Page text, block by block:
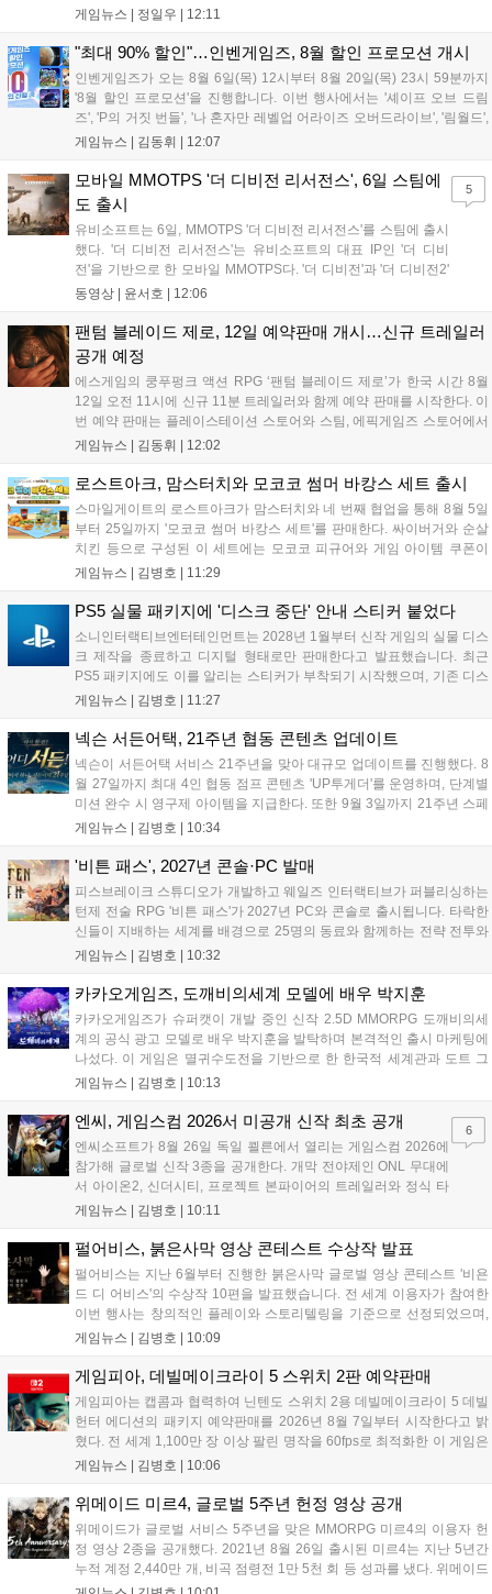
등이 예고되었습니다. 또한 8일에는 신권 선출이 예정되어 있어 게임 내
다....
게임뉴스 | 정일우 | 12:11
"최대 90% 할인"…인벤게임즈, 8월 할인 프로모션 개시
인벤게임즈가 오는 8월 6일(목) 12시부터 8월 20일(목) 23시 59분까지
'8월 할인 프로모션'을 진행합니다. 이번 행사에서는 '셰이프 오브 드림
즈', 'P의 거짓 번들', '나 혼자만 레벨업 어라이즈 오버드라이브', '림월드',
'아랑전설 시티 오브 더 울브스', '팰월드' 등 인기 타이틀을 최대 90% 할
론 네이버페이 포인트 추가 적립 혜택도 받을 수 있으며, 자세한 내용은
공식 네이버 스마트 스토어에서 확인 가능합니다....
게임뉴스 | 김동휘 | 12:07
모바일 MMOTPS '더 디비전 리서전스', 6일 스팀에
도 출시
유비소프트는 6일, MMOTPS '더 디비전 리서전스'를 스팀에 출시
했다. '더 디비전 리서전스'는 유비소프트의 대표 IP인 '더 디비
전'을 기반으로 한 모바일 MMOTPS다. '더 디비전'과 '더 디비전2'
사이의 시기를 배경으로 하고 있으며, 완전히 새로운 독립형 스토
의 디비전 요원이 되어...
동영상 | 윤서호 | 12:06
5
팬텀 블레이드 제로, 12일 예약판매 개시…신규 트레일러
공개 예정
에스게임의 쿵푸펑크 액션 RPG ‘팬텀 블레이드 제로’가 한국 시간 8월
12일 오전 11시에 신규 11분 트레일러와 함께 예약 판매를 시작한다. 이
번 예약 판매는 플레이스테이션 스토어와 스팀, 에픽게임즈 스토어에서
진행되며, 개발이 완료된 게임은 10월 29일 정식 출시될 예정이다. 언리
콤보 액션과 세미 오픈월드 환경을 특징으로 한다....
게임뉴스 | 김동휘 | 12:02
로스트아크, 맘스터치와 모코코 썸머 바캉스 세트 출시
스마일게이트의 로스트아크가 맘스터치와 네 번째 협업을 통해 8월 5일
부터 25일까지 '모코코 썸머 바캉스 세트'를 판매한다. 싸이버거와 순살
치킨 등으로 구성된 이 세트에는 모코코 피규어와 게임 아이템 쿠폰이
포함된다. 전국 매장 및 배달 앱으로 구매 가능하며, 수익금은 사회 공헌
세한 정보는 공식 홈페이지에서 확인 가능하다....
게임뉴스 | 김병호 | 11:29
PS5 실물 패키지에 '디스크 중단' 안내 스티커 붙었다
소니인터랙티브엔터테인먼트는 2028년 1월부터 신작 게임의 실물 디스
크 제작을 종료하고 디지털 형태로만 판매한다고 발표했습니다. 최근
PS5 패키지에도 이를 알리는 스티커가 부착되기 시작했으며, 기존 디스
크는 계속 이용 가능합니다. 7월 31일 실적 발표에서 소니 측은 이용자
다. 향후 지역별 유통 방식은 미정입니다....
게임뉴스 | 김병호 | 11:27
넥슨 서든어택, 21주년 협동 콘텐츠 업데이트
넥슨이 서든어택 서비스 21주년을 맞아 대규모 업데이트를 진행했다. 8
월 27일까지 최대 4인 협동 점프 콘텐츠 'UP투게더'를 운영하며, 단계별
미션 완수 시 영구제 아이템을 지급한다. 또한 9월 3일까지 21주년 스페
셜 교환소와 웹 이벤트, 출석 챌린지 등 다채로운 행사를 연다. 8월 9일까
운영하며 혜택을 제공한다. 특히 8월 6일 오후 8시에는 공식 SOOP 채널
자에게 다양한 보상을 지급할 예정이다....
게임뉴스 | 김병호 | 10:34
'비튼 패스', 2027년 콘솔·PC 발매
피스브레이크 스튜디오가 개발하고 웨일즈 인터랙티브가 퍼블리싱하는
턴제 전술 RPG '비튼 패스'가 2027년 PC와 콘솔로 출시됩니다. 타락한
신들이 지배하는 세계를 배경으로 25명의 동료와 함께하는 전략 전투와
듀얼 잡 시스템이 특징입니다. 킥스타터 펀딩을 성공적으로 마친 이 게
은 미정입니다....
게임뉴스 | 김병호 | 10:32
카카오게임즈, 도깨비의세계 모델에 배우 박지훈
카카오게임즈가 슈퍼캣이 개발 중인 신작 2.5D MMORPG 도깨비의세
계의 공식 광고 모델로 배우 박지훈을 발탁하며 본격적인 출시 마케팅에
나섰다. 이 게임은 멸귀수도전을 기반으로 한 한국적 세계관과 도트 그
래픽이 특징이다. 오는 8월 사전등록을 시작으로 9월에는 쇼케이스를 통
즈는 박지훈의 이미지를 활용해 게임의 독창적인 재미를 알릴 계획이
게임뉴스 | 김병호 | 10:13
엔씨, 게임스컴 2026서 미공개 신작 최초 공개
엔씨소프트가 8월 26일 독일 쾰른에서 열리는 게임스컴 2026에
참가해 글로벌 신작 3종을 공개한다. 개막 전야제인 ONL 무대에
서 아이온2, 신더시티, 프로젝트 본파이어의 트레일러와 정식 타
이틀이 발표될 예정이다. 특히 아이온2는 9월 30일 얼리액세스를
베일을 벗는다. 또한 북미 스튜디오가 개발 중인 길드워3는 B2B
통해 전 세계 이용자와의 접점을 확대하고 신작에 대한 기대감을
극대화할 계획이다....
게임뉴스 | 김병호 | 10:11
6
펄어비스, 붉은사막 영상 콘테스트 수상작 발표
펄어비스는 지난 6월부터 진행한 붉은사막 글로벌 영상 콘테스트 '비욘
드 디 어비스'의 수상작 10편을 발표했습니다. 전 세계 이용자가 참여한
이번 행사는 창의적인 플레이와 스토리텔링을 기준으로 선정되었으며,
수상자들에게는 펄어비스 사옥 '홈 원' 초청 혜택과 기념 주화 및 굿즈가
인공 클리프의 여정을 담은 액션 어드벤처 게임으로 기대를 모으고 있습
게임뉴스 | 김병호 | 10:09
게임피아, 데빌메이크라이 5 스위치 2판 예약판매
게임피아는 캡콤과 협력하여 닌텐도 스위치 2용 데빌메이크라이 5 데빌
헌터 에디션의 패키지 예약판매를 2026년 8월 7일부터 시작한다고 밝
혔다. 전 세계 1,100만 장 이상 팔린 명작을 60fps로 최적화한 이 게임은
한국어를 공식 지원하며, 본편 외 다양한 추가 콘텐츠가 포함된다. 국내
쇼핑몰에서 진행된다. 청소년 이용 불가 등급이다....
게임뉴스 | 김병호 | 10:06
위메이드 미르4, 글로벌 5주년 헌정 영상 공개
위메이드가 글로벌 서비스 5주년을 맞은 MMORPG 미르4의 이용자 헌
정 영상 2종을 공개했다. 2021년 8월 26일 출시된 미르4는 지난 5년간
누적 계정 2,440만 개, 비곡 점령전 1만 5천 회 등 성과를 냈다. 위메이드
는 감사의 의미를 담은 오리지널 음원 뮤직비디오와 성과 정리 영상을